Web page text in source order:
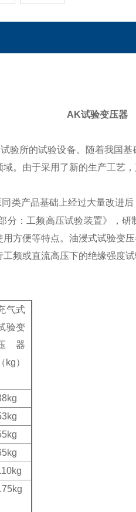
AK试验变压器
验所的试验设备。随着我国
。由于采用了新的生产工艺
类产品基础上经过大量改进
分：工频高压试验装置》，
方便等特点。油浸式试验变
频或直流高压下的绝缘强度
气式
验变
器
（ kg）